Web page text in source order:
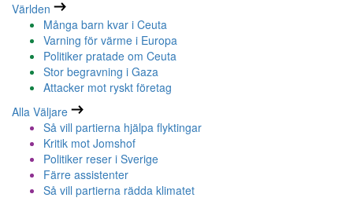
Världen
Många barn kvar i Ceuta
Varning för värme i Europa
Politiker pratade om Ceuta
Stor begravning i Gaza
Attacker mot ryskt företag
Alla Väljare
Så vill partierna hjälpa flyktingar
Kritik mot Jomshof
Politiker reser i Sverige
Färre assistenter
Så vill partierna rädda klimatet